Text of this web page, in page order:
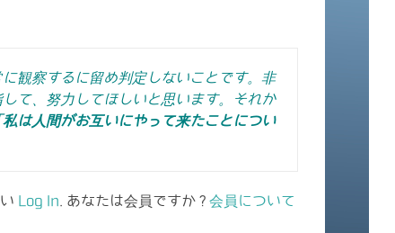
観察するに留め判定しないことです。非
て、努力してほしいと思います。それか
私は人間がお互いにやって来たことについ
Log In . あなたは会員ですか ? 会員について